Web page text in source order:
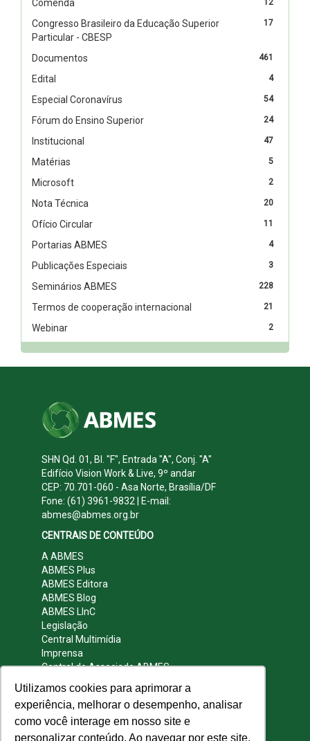
Utilizamos cookies para aprimorar a
experiência, melhorar o desempenho, analisar
como você interage em nosso site e
personalizar conteúdo. Ao navegar por este site,
Comenda
17
Congresso Brasileiro da Educação Superior
Particular - CBESP
461
Documentos
4
Edital
54
Especial Coronavírus
24
Fórum do Ensino Superior
47
Institucional
5
Matérias
2
Microsoft
20
Nota Técnica
11
Ofício Circular
4
Portarias ABMES
3
Publicações Especiais
228
Seminários ABMES
21
Termos de cooperação internacional
2
Webinar
SHN Qd. 01, Bl. "F", Entrada "A", Conj. "A"
Edifício Vision Work & Live, 9º andar
CEP: 70.701-060 - Asa Norte, Brasília/DF
Fone: (61) 3961-9832 | E-mail:
abmes@abmes.org.br
CENTRAIS DE CONTEÚDO
A ABMES
ABMES Plus
ABMES Editora
ABMES Blog
ABMES LInC
Legislação
Central Multimídia
Imprensa
Central do Associado ABMES
REDES SOCIAIS